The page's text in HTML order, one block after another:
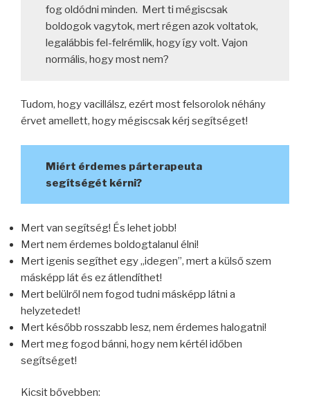
fog oldódni minden. Mert ti mégiscsak
boldogok vagytok, mert régen azok voltatok,
legalábbis fel-felrémlik, hogy így volt. Vajon
normális, hogy most nem?
Tudom, hogy vacillálsz, ezért most felsorolok néhány
érvet amellett, hogy mégiscsak kérj segítséget!
Miért érdemes párterapeuta
segítségét kérni?
Mert van segítség! És lehet jobb!
Mert nem érdemes boldogtalanul élni!
Mert igenis segíthet egy „idegen”, mert a külső szem
másképp lát és ez átlendíthet!
Mert belülről nem fogod tudni másképp látni a
helyzetedet!
Mert később rosszabb lesz, nem érdemes halogatni!
Mert meg fogod bánni, hogy nem kértél időben
segítséget!
Kicsit bővebben: